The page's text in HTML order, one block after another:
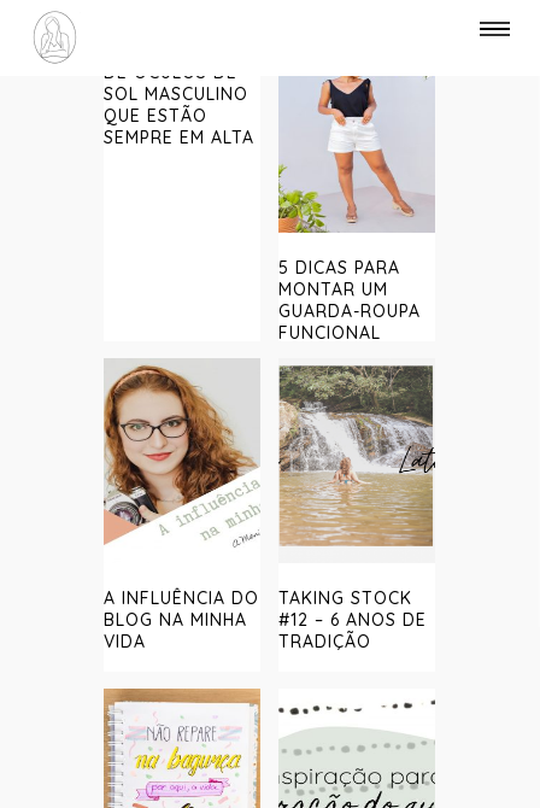
DE ÓCULOS DE
SOL MASCULINO
QUE ESTÃO
SEMPRE EM ALTA
5 DICAS PARA
MONTAR UM
GUARDA-ROUPA
FUNCIONAL
A INFLUÊNCIA DO
BLOG NA MINHA
VIDA
TAKING STOCK
#12 – 6 ANOS DE
TRADIÇÃO